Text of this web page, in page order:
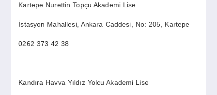
Kartepe Nurettin Topçu Akademi Lise
İstasyon Mahallesi, Ankara Caddesi, No: 205, Kartepe
0262 373 42 38
Kandıra Havva Yıldız Yolcu Akademi Lise